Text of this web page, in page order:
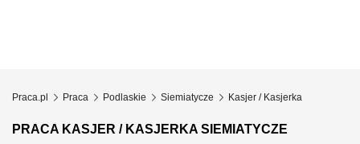
Praca.pl Praca Podlaskie Siemiatycze Kasjer / Kasjerka
PRACA KASJER / KASJERKA SIEMIATYCZE